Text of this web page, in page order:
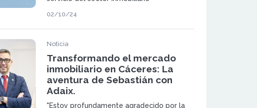
02/10/24
Noticia
Transformando el mercado
inmobiliario en Cáceres: La
aventura de Sebastián con
Adaix.
"Estoy profundamente agradecido por la